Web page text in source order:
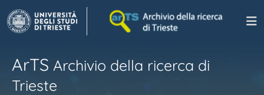
ArTS Archivio della ricerca di
Trieste